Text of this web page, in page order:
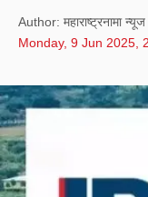
Author: महाराष्ट्रनामा
Monday, 9 Jun 2025,